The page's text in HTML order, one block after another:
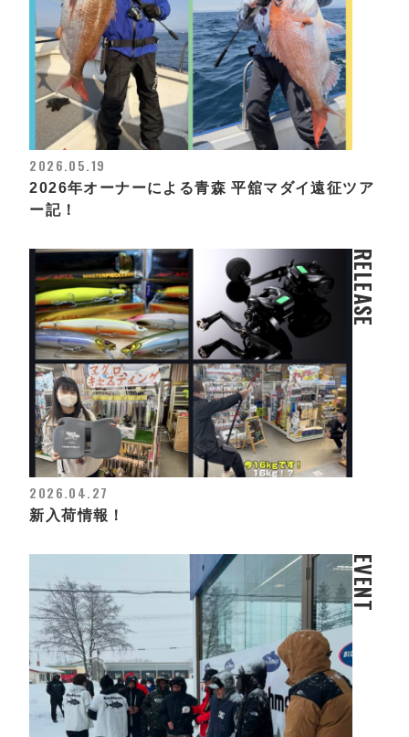
2026.05.19
2026年オーナーによる青森 平舘マダイ遠征ツア
ー記！
RELEASE
2026.04.27
新入荷情報！
EVENT